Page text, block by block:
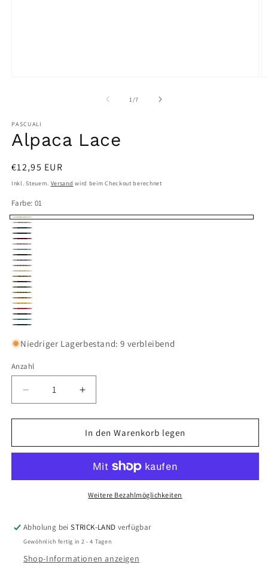
1 /von
7
PASCUALI
Alpaca Lace
Normaler
Preis
€12,95 EUR
Inkl. Steuern. Versand wird beim Checkout berechnet
Farbe: 01
01
09
13
17
21
27
28
30
31
32
33
34
35
37
38
39
40
41
43
44
Niedriger Lagerbestand: 9 verbleibend
Anzahl
Verringere
die
Menge
Alpaca
Erhöhe
die
Menge
für
Alpaca
In den Warenkorb legen
Weitere Bezahlmöglichkeiten
Abholung beiSTRICK-LAND verfügbar
Gewöhnlich fertig in 2 - 4 Tagen
Shop-Informationen anzeigen